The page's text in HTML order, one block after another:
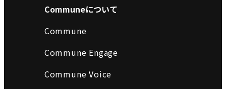
Communeについて
Commune
Commune Engage
Commune Voice